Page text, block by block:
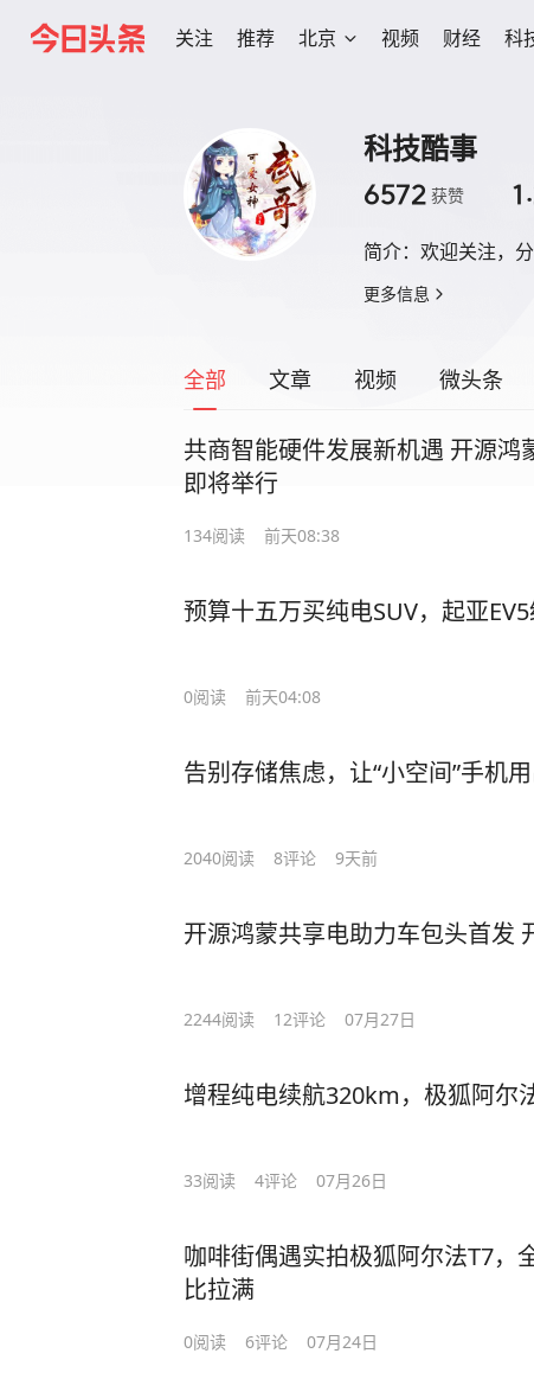
关注 推荐 北京 视频 财经 科
科技酷事
6572 获赞
简介： 欢迎关注，
更多信息
全部 文章 视频 微头条
共商智能硬件发展新机遇 开源
即将举行
134阅读 前天08:38
预算十五万买纯电SUV，起亚
0阅读 前天04:08
告别存储焦虑，让“小空间”手机
2040阅读 8评论 9天前
开源鸿蒙共享电助力车包头首发
2244阅读 12评论 07月27日
增程纯电续航320km，极狐阿尔
33阅读 4评论 07月26日
咖啡街偶遇实拍极狐阿尔法T7，
比拉满
0阅读 6评论 07月24日